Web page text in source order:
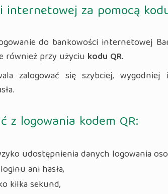
internetowej za pomocą
do bankowości internetowej
również przy użyciu kodu QR.
zalogować się szybciej,
z logowania kodem QR:
udostępnienia danych logowania
ani hasła,
kilka sekund,